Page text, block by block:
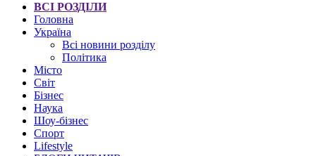
ВСІ РОЗДІЛИ
Головна
Україна
Всі новини розділу
Політика
Місто
Світ
Бізнес
Наука
Шоу-бізнес
Спорт
Lifestyle